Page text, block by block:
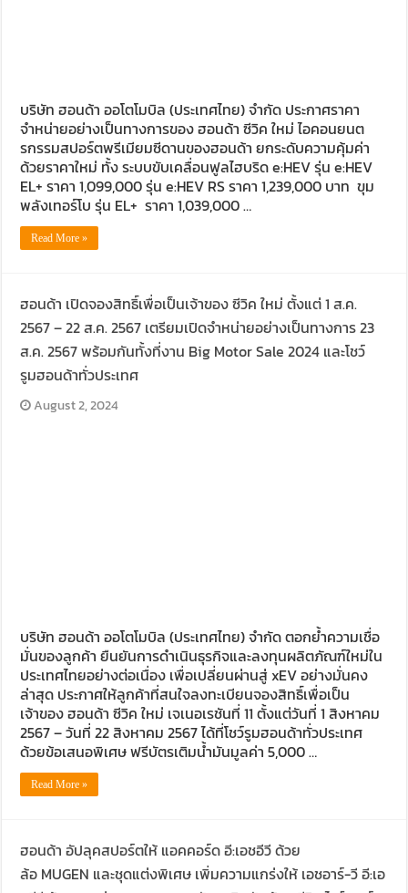
บริษัท ฮอนด้า ออโตโมบิล (ประเทศไทย) จำกัด ประกาศราคา
จำหน่ายอย่างเป็นทางการของ ฮอนด้า ซีวิค ใหม่ ไอคอนยนต
รกรรมสปอร์ตพรีเมียมซีดานของฮอนด้า ยกระดับความคุ้มค่า
ด้วยราคาใหม่ ทั้ง ระบบขับเคลื่อนฟูลไฮบริด e:HEV รุ่น e:HEV
EL+ ราคา 1,099,000 รุ่น e:HEV RS ราคา 1,239,000 บาท ขุม
พลังเทอร์โบ รุ่น EL+ ราคา 1,039,000 …
Read More »
ฮอนด้า เปิดจองสิทธิ์เพื่อเป็นเจ้าของ ซีวิค ใหม่ ตั้งแต่ 1 ส.ค.
2567 – 22 ส.ค. 2567 เตรียมเปิดจำหน่ายอย่างเป็นทางการ 23
ส.ค. 2567 พร้อมกันทั้งที่งาน Big Motor Sale 2024 และโชว์
รูมฮอนด้าทั่วประเทศ
August 2, 2024
บริษัท ฮอนด้า ออโตโมบิล (ประเทศไทย) จำกัด ตอกย้ำความเชื่อ
มั่นของลูกค้า ยืนยันการดำเนินธุรกิจและลงทุนผลิตภัณฑ์ใหม่ใน
ประเทศไทยอย่างต่อเนื่อง เพื่อเปลี่ยนผ่านสู่ xEV อย่างมั่นคง
ล่าสุด ประกาศให้ลูกค้าที่สนใจลงทะเบียนจองสิทธิ์เพื่อเป็น
เจ้าของ ฮอนด้า ซีวิค ใหม่ เจเนอเรชันที่ 11 ตั้งแต่วันที่ 1 สิงหาคม
2567 – วันที่ 22 สิงหาคม 2567 ได้ที่โชว์รูมฮอนด้าทั่วประเทศ
ด้วยข้อเสนอพิเศษ ฟรีบัตรเติมน้ำมันมูลค่า 5,000 …
Read More »
ฮอนด้า อัปลุคสปอร์ตให้ แอคคอร์ด อี:เอชอีวี ด้วย
ล้อ MUGEN และชุดแต่งพิเศษ เพิ่มความแกร่งให้ เอชอาร์-วี อี:เอ